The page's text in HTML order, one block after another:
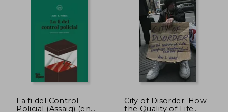
55%
dcto.
La fi del Control
Policial (Assaig) (en
City of Disorder: How
the Quality of Life